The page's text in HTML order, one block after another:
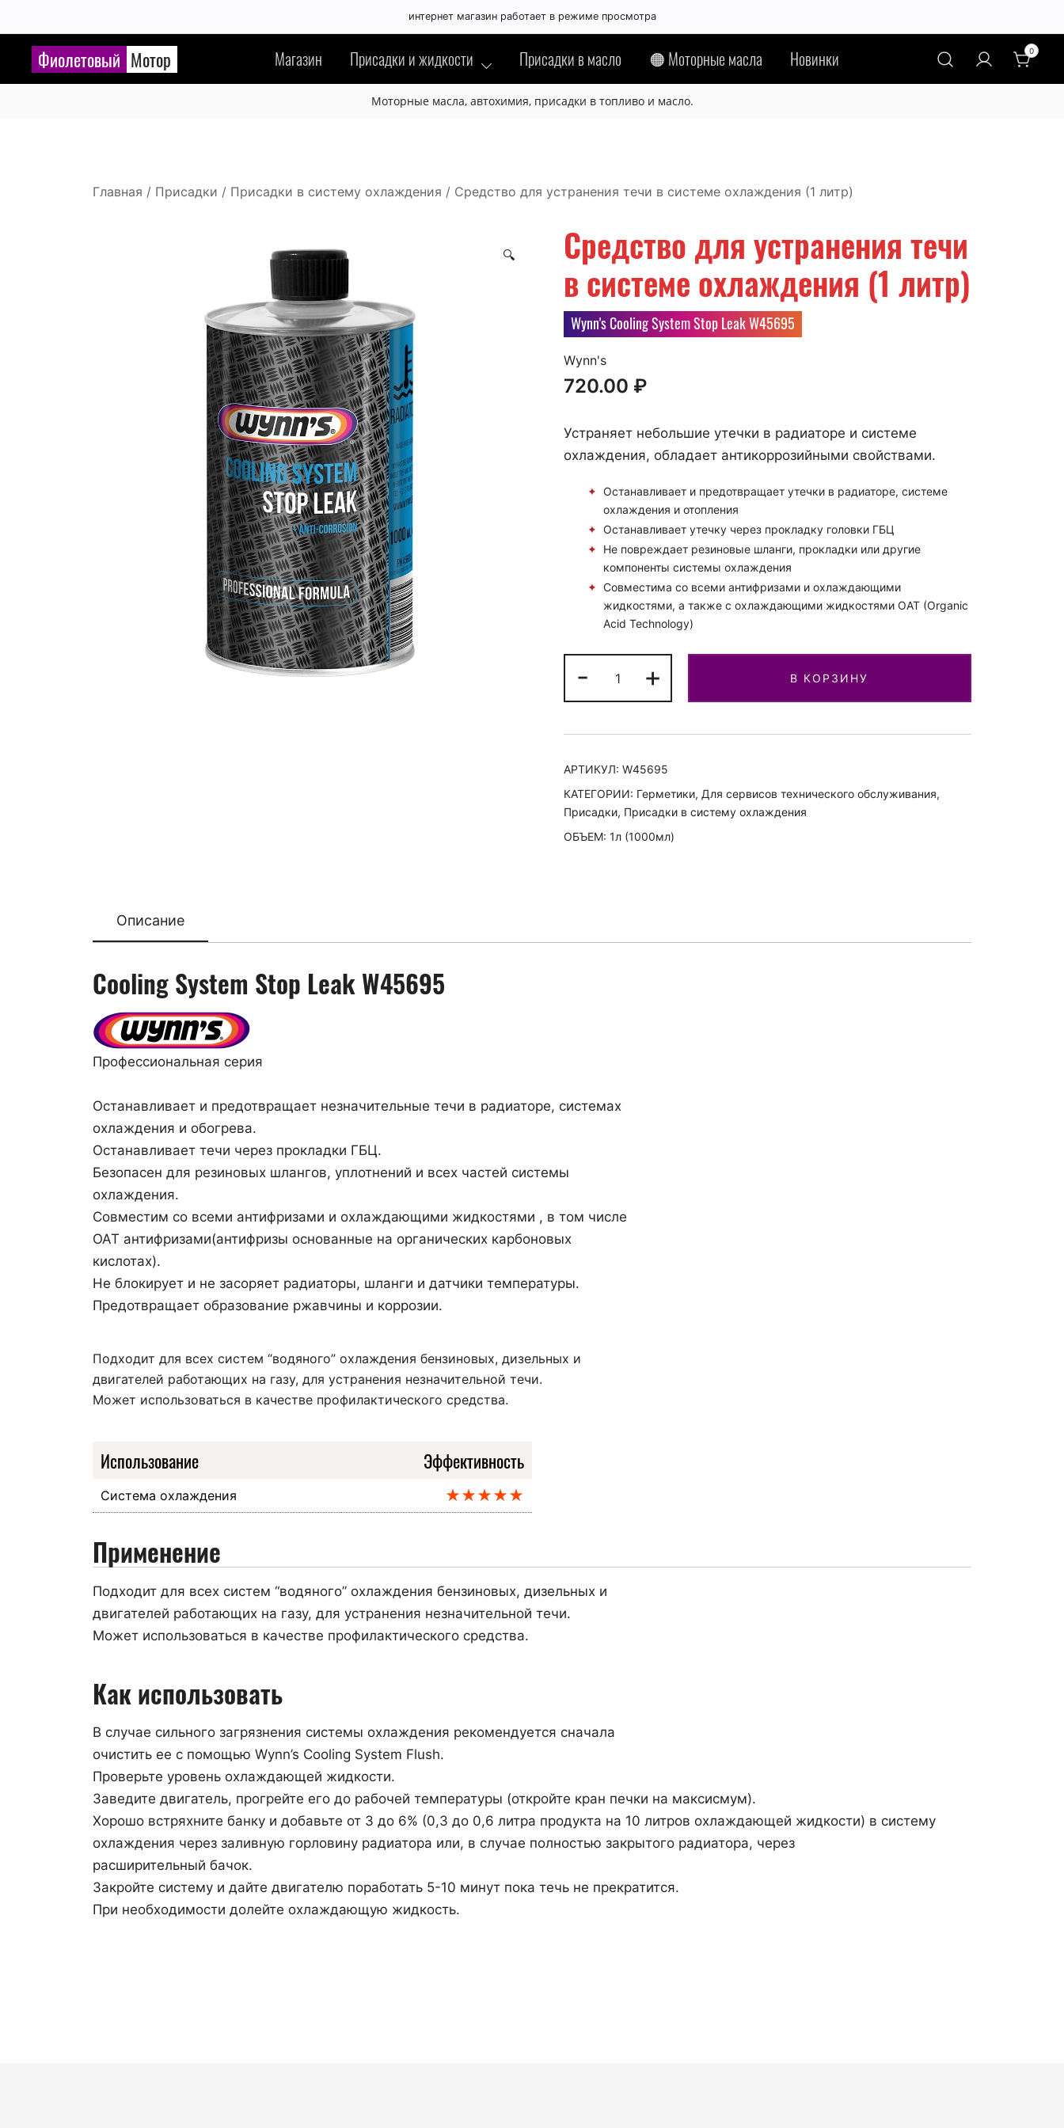
интернет магазин работает в режиме просмотра
Фиолетовый Мотор Магазин Присадки и жидкости Присадки в масло 🟠 Моторные масла Новинки 0
Моторные масла, автохимия, присадки в топливо и масло.
Главная / Присадки / Присадки в систему охлаждения / Средство для устранения течи в системе охлаждения (1 литр)
🔍
Средство для устранения течи
в системе охлаждения (1 литр)
Wynn's Cooling System Stop Leak W45695
Правила публикации отзывов ×
- содержит нецензурную лексику или любые оскорбления,
- содержит большое количество лексических, орфографических и других ошибок,
- отзыв рекламного характера (номера телефонов, адреса, ссылки на другие
сайты),
- любой другой посторонний текст.
Публикация отзыва происходит только после их предварительной проверки.
Администрация сайта оставляют за собой право не публиковать отзывы, которые
не удовлетворяют перечисленным выше требованиям, а также оставляют за
собой право удалить любой отзыв в любое время без объяснения причин и без
предварительного согласования с автором отзыва.
Wynn's
720.00 ₽
Устраняет небольшие утечки в радиаторе и системе
охлаждения, обладает антикоррозийными свойствами.
Останавливает и предотвращает утечки в радиаторе, системе
охлаждения и отопления
Останавливает утечку через прокладку головки ГБЦ
Не повреждает резиновые шланги, прокладки или другие
компоненты системы охлаждения
Совместима со всеми антифризами и охлаждающими
жидкостями, а также с охлаждающими жидкостями OAT (Organic
Acid Technology)
-
Средство
для
в
системе
охлаждения
(1
+ В КОРЗИНУ
АРТИКУЛ: W45695
КАТЕГОРИИ: Герметики, Для сервисов технического обслуживания,
Присадки, Присадки в систему охлаждения
ОБЪЕМ: 1л (1000мл)
Описание
Cooling System Stop Leak W45695
Профессиональная серия
Останавливает и предотвращает незначительные течи в радиаторе, системах
охлаждения и обогрева.
Останавливает течи через прокладки ГБЦ.
Безопасен для резиновых шлангов, уплотнений и всех частей системы
охлаждения.
Совместим со всеми антифризами и охлаждающими жидкостями , в том числе
ОАТ антифризами(антифризы основанные на органических карбоновых
кислотах).
Не блокирует и не засоряет радиаторы, шланги и датчики температуры.
Предотвращает образование ржавчины и коррозии.
Подходит для всех систем “водяного” охлаждения бензиновых, дизельных и
двигателей работающих на газу, для устранения незначительной течи.
Может использоваться в качестве профилактического средства.
Использование Эффективность
Система охлаждения ★★★★★
Применение
Подходит для всех систем “водяного” охлаждения бензиновых, дизельных и
двигателей работающих на газу, для устранения незначительной течи.
Может использоваться в качестве профилактического средства.
Как использовать
В случае сильного загрязнения системы охлаждения рекомендуется сначала
очистить ее с помощью Wynn’s Cooling System Flush.
Проверьте уровень охлаждающей жидкости.
Заведите двигатель, прогрейте его до рабочей температуры (откройте кран печки на максисмум).
Хорошо встряхните банку и добавьте от 3 до 6% (0,3 до 0,6 литра продукта на 10 литров охлаждающей жидкости) в систему
охлаждения через заливную горловину радиатора или, в случае полностью закрытого радиатора, через
расширительный бачок.
Закройте систему и дайте двигателю поработать 5-10 минут пока течь не прекратится.
При необходимости долейте охлаждающую жидкость.